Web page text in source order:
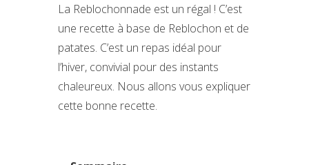
La Reblochonnade est un régal ! C’est
une recette à base de Reblochon et de
patates. C’est un repas idéal pour
l’hiver, convivial pour des instants
chaleureux. Nous allons vous expliquer
cette bonne recette.